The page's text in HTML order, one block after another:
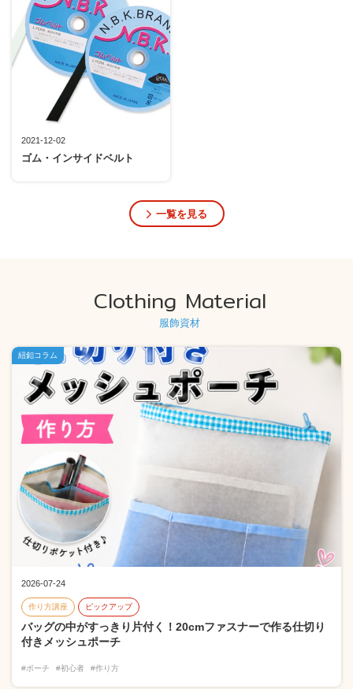
2021-12-02
ゴム・インサイドベルト
一覧を見る
Clothing Material
服飾資材
2026-07-24
作り方講座 ピックアップ
バッグの中がすっきり片付く！20cmファスナーで作る仕切り
付きメッシュポーチ
#ポーチ #初心者 #作り方
紐釦コラム